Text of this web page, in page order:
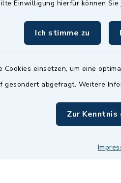
Einwilligung hierfür können
Ich stimme zu
einsetzen, um eine
gesondert abgefragt. Weitere
Zur Kenntnis
18.00 Uhr - allerdings
Termine sind
bitte fragen Sie den
Sachbearbeiter)